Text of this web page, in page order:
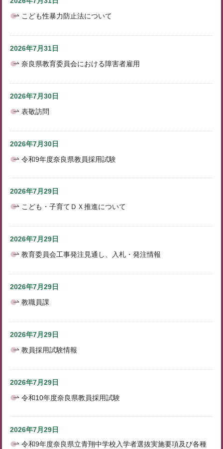
こども性暴力防止法について
2026年7月31日
奈良県教育委員会における障害者雇用
2026年7月30日
表敬訪問
2026年7月30日
令和9年度奈良県教員採用試験
2026年7月29日
こども・子育てＤＸ推進について
2026年7月29日
教育委員会工事発注見通し、入札・発注情報
2026年7月29日
教職員課
2026年7月29日
教員採用試験情報
2026年7月29日
令和10年度奈良県教員採用試験
2026年7月29日
令和9年度奈良県立青翔中学校入学者選抜実施要項及び各種